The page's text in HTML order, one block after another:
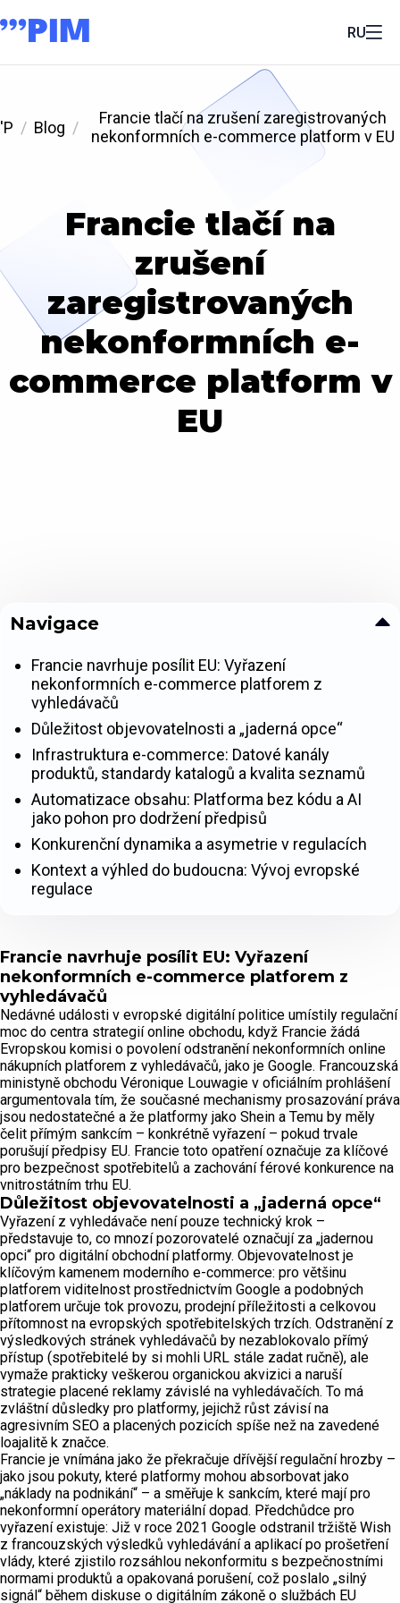
RU
'P Blog
Francie tlačí na zrušení zaregistrovaných
nekonformních e-commerce platform v EU
Francie tlačí na
zrušení
zaregistrovaných
nekonformních e-
commerce platform v
EU
Francie navrhuje posílit EU: Vyřazení
nekonformních e-commerce platforem z
vyhledávačů
Nedávné události v evropské digitální politice umístily regulační
moc do centra strategií online obchodu, když Francie žádá
Evropskou komisi o povolení odstranění nekonformních online
nákupních platforem z vyhledávačů, jako je Google. Francouzská
ministyně obchodu Véronique Louwagie v oficiálním prohlášení
argumentovala tím, že současné mechanismy prosazování práva
jsou nedostatečné a že platformy jako Shein a Temu by měly
čelit přímým sankcím – konkrétně vyřazení – pokud trvale
porušují předpisy EU. Francie toto opatření označuje za klíčové
pro bezpečnost spotřebitelů a zachování férové konkurence na
vnitrostátním trhu EU.
Důležitost objevovatelnosti a „jaderná opce“
Vyřazení z vyhledávače není pouze technický krok –
představuje to, co mnozí pozorovatelé označují za „jadernou
opci“ pro digitální obchodní platformy. Objevovatelnost je
klíčovým kamenem moderního e-commerce: pro většinu
platforem viditelnost prostřednictvím Google a podobných
platforem určuje tok provozu, prodejní příležitosti a celkovou
přítomnost na evropských spotřebitelských trzích. Odstranění z
výsledkových stránek vyhledávačů by nezablokovalo přímý
přístup (spotřebitelé by si mohli URL stále zadat ručně), ale
vymaže prakticky veškerou organickou akvizici a naruší
strategie placené reklamy závislé na vyhledávačích. To má
zvláštní důsledky pro platformy, jejichž růst závisí na
agresivním SEO a placených pozicích spíše než na zavedené
loajalitě k značce.
Francie je vnímána jako že překračuje dřívější regulační hrozby –
jako jsou pokuty, které platformy mohou absorbovat jako
„náklady na podnikání“ – a směřuje k sankcím, které mají pro
nekonformní operátory materiální dopad. Předchůdce pro
vyřazení existuje: Již v roce 2021 Google odstranil tržiště Wish
z francouzských výsledků vyhledávání a aplikací po prošetření
vlády, které zjistilo rozsáhlou nekonformitu s bezpečnostními
normami produktů a opakovaná porušení, což poslalo „silný
signál“ během diskuse o digitálním zákoně o službách EU
Navigace
Francie navrhuje posílit EU: Vyřazení
nekonformních e-commerce platforem z
vyhledávačů
Důležitost objevovatelnosti a „jaderná opce“
Infrastruktura e-commerce: Datové kanály
produktů, standardy katalogů a kvalita seznamů
Automatizace obsahu: Platforma bez kódu a AI
jako pohon pro dodržení předpisů
Konkurenční dynamika a asymetrie v regulacích
Kontext a výhled do budoucna: Vývoj evropské
regulace